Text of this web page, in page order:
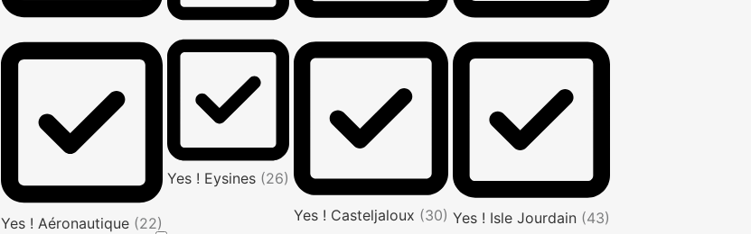
Yes ! Aéronautique (22)
Yes ! Eysines (26)
Yes ! Casteljaloux (30) Yes ! Isle Jourdain (43)